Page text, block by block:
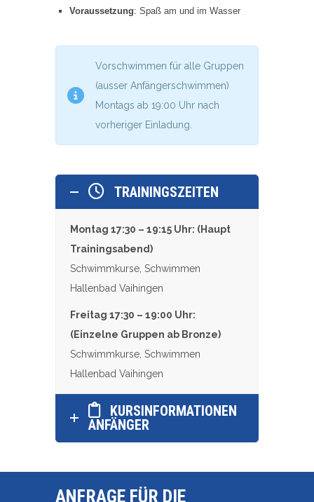
Voraussetzung: Spaß am und im Wasser
Vorschwimmen für alle Gruppen
(ausser Anfängerschwimmen)
Montags ab 19:00 Uhr nach
vorheriger Einladung.
TRAININGSZEITEN
Montag 17:30 – 19:15 Uhr: (Haupt
Trainingsabend)
Schwimmkurse, Schwimmen
Hallenbad Vaihingen
Freitag 17:30 – 19:00 Uhr:
(Einzelne Gruppen ab Bronze)
Schwimmkurse, Schwimmen
Hallenbad Vaihingen
KURSINFORMATIONEN
ANFÄNGER
ANFRAGE FÜR DIE